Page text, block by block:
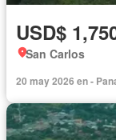
USD$
San Carlos
20 may 2026 en -